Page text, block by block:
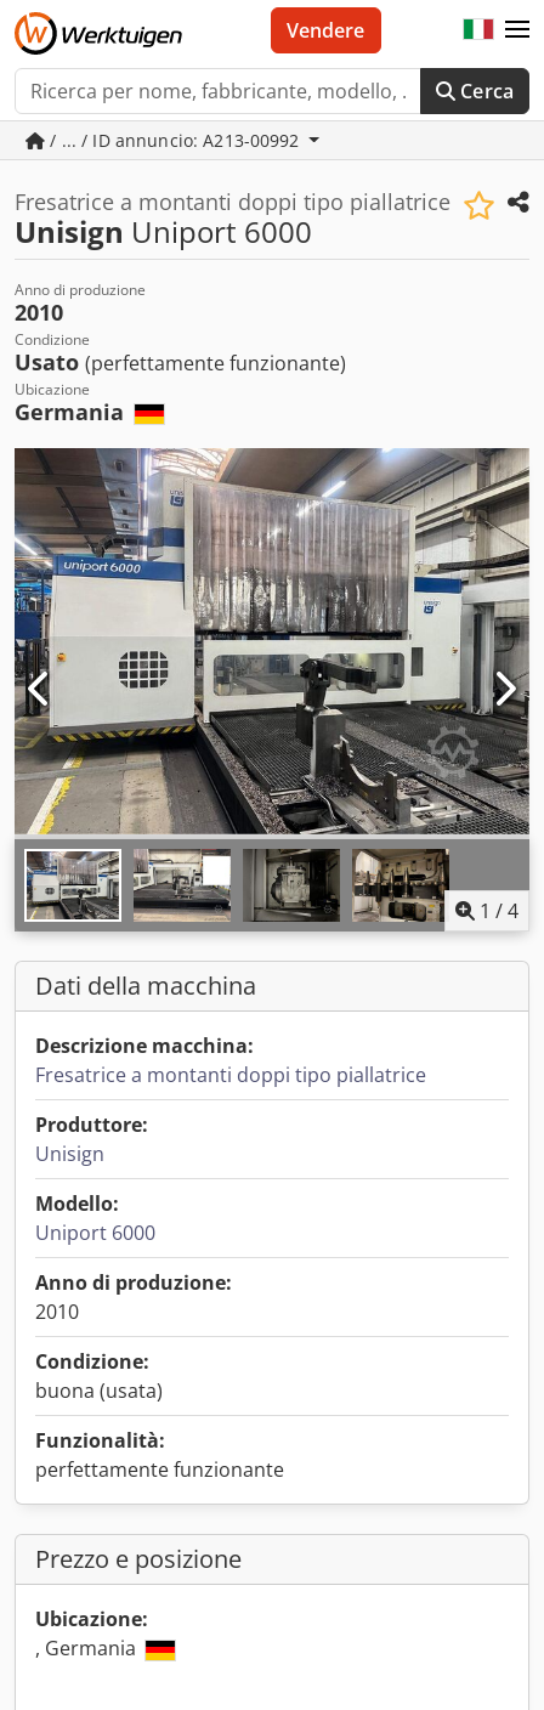
Cerca
Vendere
/ ... / ID annuncio: A213-00992
Fresatrice a montanti doppi tipo piallatrice
Unisign Uniport 6000
Anno di produzione
2010
Condizione
Usato (perfettamente funzionante)
Ubicazione
Germania
1 /4
Dati della macchina
Descrizione macchina:
Fresatrice a montanti doppi tipo piallatrice
Produttore:
Unisign
Modello:
Uniport 6000
Anno di produzione:
2010
Condizione:
buona (usata)
Funzionalità:
perfettamente funzionante
Prezzo e posizione
Ubicazione:
, Germania